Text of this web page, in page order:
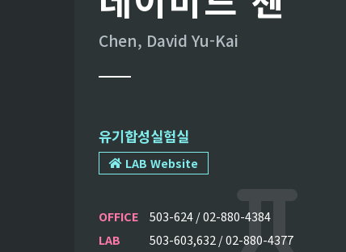
Chen, David Yu-Kai
유기합성실험실
LAB Website
OFFICE
503-624 / 02-880-4384
LAB
503-603,632 / 02-880-4377